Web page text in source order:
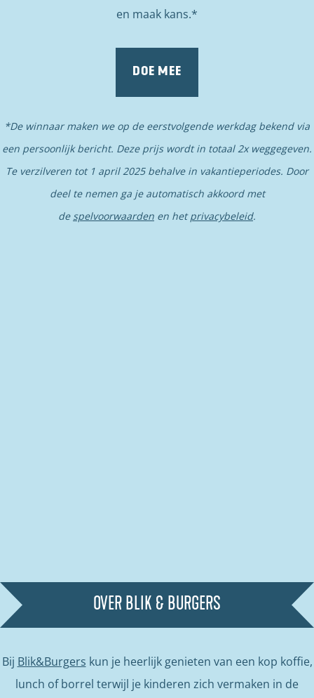
en maak kans.*
DOE MEE
*De winnaar maken we op de eerstvolgende werkdag bekend via
een persoonlijk bericht. Deze prijs wordt in totaal 2x weggegeven.
Te verzilveren tot 1 april 2025 behalve in vakantieperiodes. Door
deel te nemen ga je automatisch akkoord met
de spelvoorwaarden en hetprivacybeleid.
OVER BLIK & BURGERS
Bij Blik&Burgers kun je heerlijk genieten van een kop koffie,
lunch of borrel terwijl je kinderen zich vermaken in de